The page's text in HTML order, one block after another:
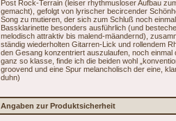
Post Rock-Terrain (leiser rhythmusloser Aufbau
gemacht), gefolgt von lyrischer becircender
Song zu mutieren, der sich zum Schluß noch
Bassklarinette besonders ausführlich (und
melodisch attraktiv bis malend-mäandernd),
ständig wiederholten Gitarren-Lick und rollendem
den Gesang konzentriert auszulaufen, noch
ganz so klasse, finde ich die beiden wohl
groovend und eine Spur melancholisch der eine,
duhn)
Angaben zur Produktsicherheit